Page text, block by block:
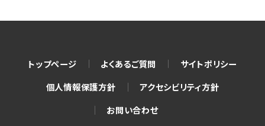
トップページ よくあるご質問
サイトポリシー
個人情報保護方針
アクセシビリティ方針
お問い合わせ